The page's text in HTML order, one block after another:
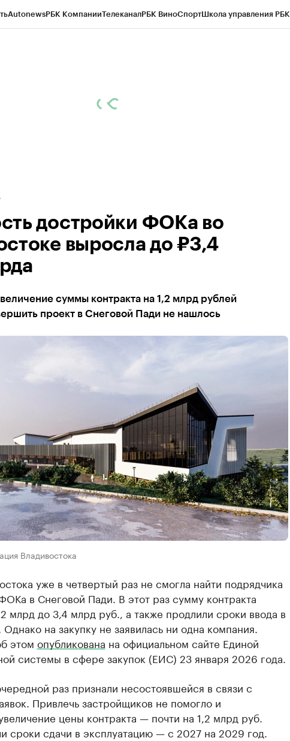
AutonewsРБК КомпанииТелеканалРБК ВиноСпортШкола управления РБК
достройки ФОКа во
выросла до ₽3,4
суммы контракта на 1,2 млрд рублей
проект в Снеговой Пади не нашлось
Владивостока
уже в четвертый раз не смогла найти подрядчика
в Снеговой Пади. В этот раз сумму контракта
млрд до 3,4 млрд руб., а также продлили сроки ввода в
на закупку не заявилась ни одна компания.
этом опубликована на официальном сайте Единой
системы в сфере закупок (ЕИС) 23 января 2026 года.
раз признали несостоявшейся в связи с
Привлечь застройщиков не помогло и
цены контракта — почти на 1,2 млрд руб.
сроки сдачи в эксплуатацию — с 2027 на 2029 год.